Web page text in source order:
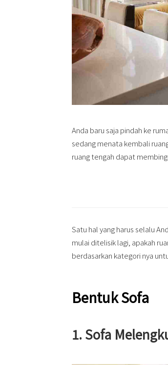
Anda baru saja pindah ke
sedang menata kembali
ruang tengah dapat
Satu hal yang harus selalu
mulai ditelisik lagi, apakah
berdasarkan kategori nya
Bentuk Sofa
1. Sofa